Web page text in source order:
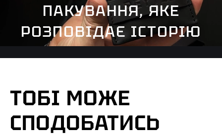
ПАКУВАННЯ, ЯКЕ
РОЗПОВІДАЄ ІСТОРІЮ
ТОБІ МОЖЕ
СПОДОБАТИСЬ